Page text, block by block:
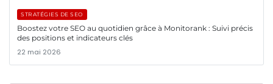
STRATÉGIES DE SEO
Boostez votre SEO au quotidien grâce à Monitorank : Suivi précis
des positions et indicateurs clés
22 mai 2026